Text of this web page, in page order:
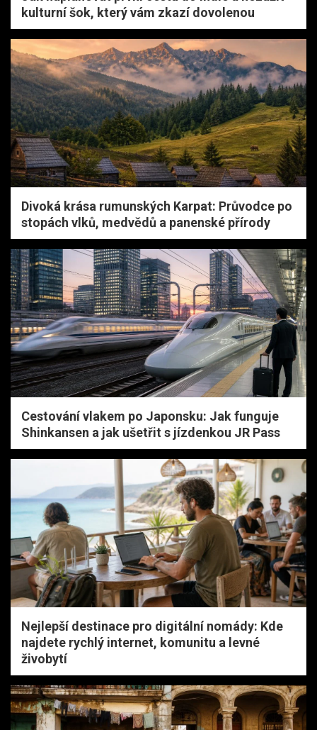
kulturní šok, který vám zkazí dovolenou
Divoká krása rumunských Karpat: Průvodce po
stopách vlků, medvědů a panenské přírody
Cestování vlakem po Japonsku: Jak funguje
Shinkansen a jak ušetřit s jízdenkou JR Pass
Nejlepší destinace pro digitální nomády: Kde
najdete rychlý internet, komunitu a levné
živobytí